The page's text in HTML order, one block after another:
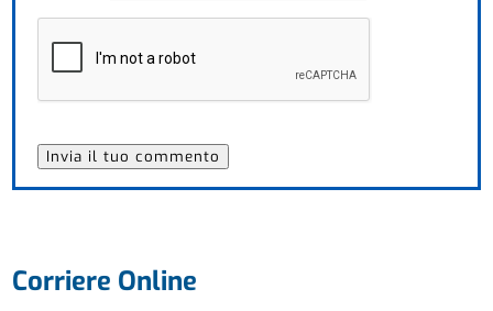
Corriere Online